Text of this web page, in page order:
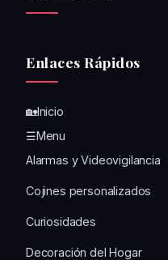
Enlaces Rápidos
🏡Inicio
☰Menu
Alarmas y Videovigilancia
Cojines personalizados
Curiosidades
Decoración del Hogar